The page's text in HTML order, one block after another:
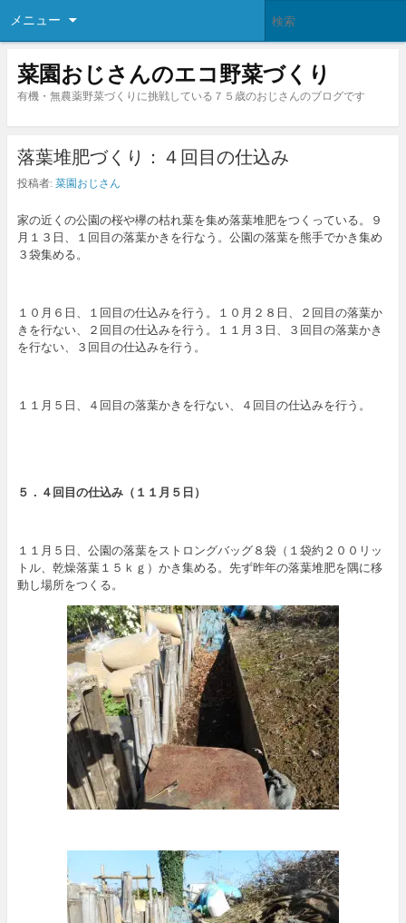
メニュー
菜園おじさんのエコ野菜づくり
有機・無農薬野菜づくりに挑戦している７５歳のおじさんのブログです
落葉堆肥づくり：４回目の仕込み
投稿者: 菜園おじさん
家の近くの公園の桜や欅の枯れ葉を集め落葉堆肥をつくっている。９
月１３日、１回目の落葉かきを行なう。公園の落葉を熊手でかき集め
３袋集める。
１０月６日、１回目の仕込みを行う。１０月２８日、２回目の落葉か
きを行ない、２回目の仕込みを行う。１１月３日、３回目の落葉かき
を行ない、３回目の仕込みを行う。
１１月５日、４回目の落葉かきを行ない、４回目の仕込みを行う。
５．４回目の仕込み（１１月５日）
１１月５日、公園の落葉をストロングバッグ８袋（１袋約２００リッ
トル、乾燥落葉１５ｋｇ）かき集める。先ず昨年の落葉堆肥を隅に移
動し場所をつくる。